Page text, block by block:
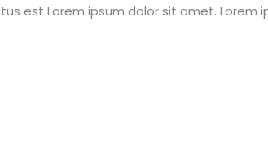
est Lorem ipsum dolor sit amet. Lorem